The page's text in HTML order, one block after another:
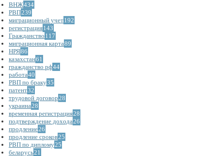
ВНЖ434
РВП239
миграционный учет192
регистрация143
Гражданство 117
миграционная карта89
НРЯ86
казахстан61
гражданство рф44
работа40
РВП по браку35
патент32
трудовой договор 28
украина 28
временная регистрация28
подтверждение дохода 26
продление26
продление сроков25
РВП по диплому25
беларусь21